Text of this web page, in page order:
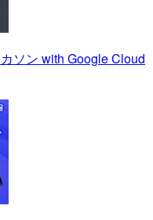
ソン with Google Cloud